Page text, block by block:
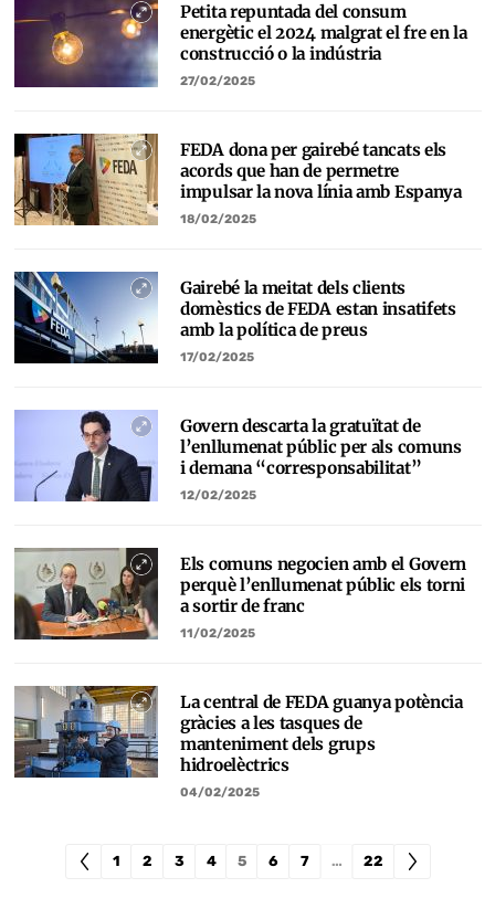
Petita repuntada del consum
energètic el 2024 malgrat el fre en la
construcció o la indústria
27/02/2025
FEDA dona per gairebé tancats els
acords que han de permetre
impulsar la nova línia amb Espanya
18/02/2025
Gairebé la meitat dels clients
domèstics de FEDA estan insatifets
amb la política de preus
17/02/2025
Govern descarta la gratuïtat de
l’enllumenat públic per als comuns
i demana “corresponsabilitat”
12/02/2025
Els comuns negocien amb el Govern
perquè l’enllumenat públic els torni
a sortir de franc
11/02/2025
La central de FEDA guanya potència
gràcies a les tasques de
manteniment dels grups
hidroelèctrics
04/02/2025
1 2 3 4 5 6 7 … 22